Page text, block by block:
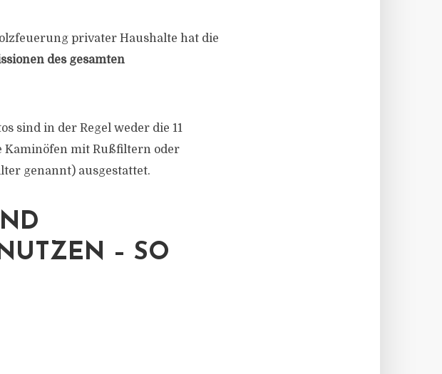
privater Haushalte hat die
des gesamten
sind in der Regel weder die 11
Kaminöfen mit Rußfiltern oder
genannt) ausgestattet.
– SO